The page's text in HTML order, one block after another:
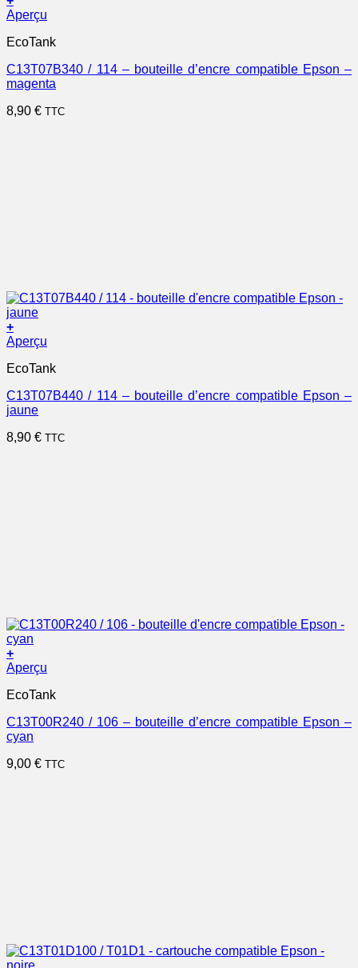
Aperçu
EcoTank
C13T07B340 / 114 – bouteille d’encre compatible Epson –
magenta
8,90 € TTC
+
Aperçu
EcoTank
C13T07B440 / 114 – bouteille d’encre compatible Epson –
jaune
8,90 € TTC
+
Aperçu
EcoTank
C13T00R240 / 106 – bouteille d’encre compatible Epson –
cyan
9,00 € TTC